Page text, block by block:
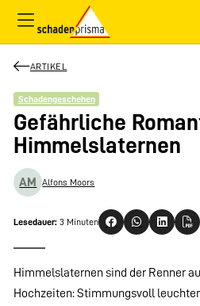
ARTIKEL
Schadengeschehen
Gefährliche
Himmelslaternen
AM Alfons Moors
Lesedauer: 3 Minuten
Himmelslaternen sind der Renner
Hochzeiten: Stimmungsvoll